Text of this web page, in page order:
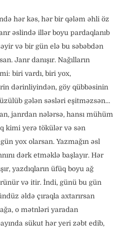
hər kəs, hər bir qələm əhli öz
əslində illər boyu pardaqlanıb
və bir gün elə bu səbəbdən
Janr danışır. Nağılların
biri vardı, biri yox,
dərinliyindən, göy qübbəsinin
gələn səsləri eşitməzsən…
janrdan nələrsə, hansı mühüm
kimi yerə tökülər və sən
yox olarsan. Yazmağın əsl
dərk etməklə başlayır. Hər
yazdıqların üfüq boyu ağ
və itir. İndi, günü bu gün
əldə çıraqla axtarırsan
o mətnləri yaradan
sükut hər yeri zəbt edib,